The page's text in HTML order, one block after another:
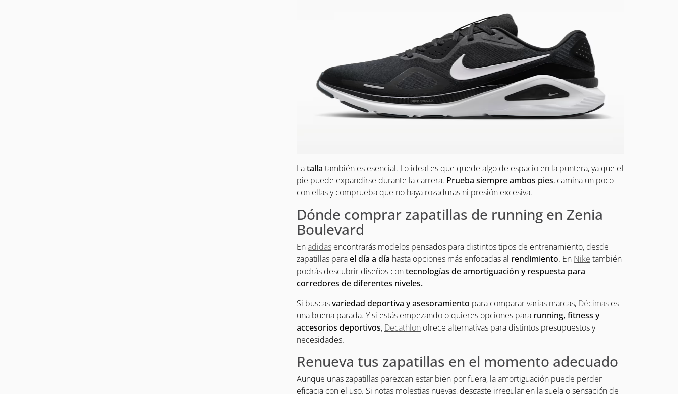
Latalla también es esencial. Lo ideal es que quede algo de espacio en la puntera, ya que el
pie puede expandirse durante la carrera. Prueba siempre ambos pies, camina un poco
con ellas y comprueba que no haya rozaduras ni presión excesiva.
Dónde comprar zapatillas de running en Zenia
Boulevard
Enadidas encontrarás modelos pensados para distintos tipos de entrenamiento, desde
zapatillas parael día a día hasta opciones más enfocadas al rendimiento. En Nike también
podrás descubrir diseños contecnologías de amortiguación y respuesta para
corredores de diferentes niveles.
Si buscasvariedad deportiva y asesoramiento para comparar varias marcas, Décimas es
una buena parada. Y si estás empezando o quieres opciones para running, fitness y
accesorios deportivos, Decathlon ofrece alternativas para distintos presupuestos y
necesidades.
Renueva tus zapatillas en el momento adecuado
Aunque unas zapatillas parezcan estar bien por fuera, la amortiguación puede perder
eficacia con el uso. Si notas molestias nuevas, desgaste irregular en la suela o sensación de